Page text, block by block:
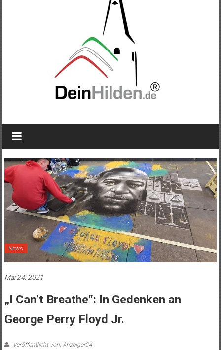
News
Mai 24, 2021
„I Can’t Breathe“: In Gedenken an
George Perry Floyd Jr.
Veröffentlicht von: Anzeiger24